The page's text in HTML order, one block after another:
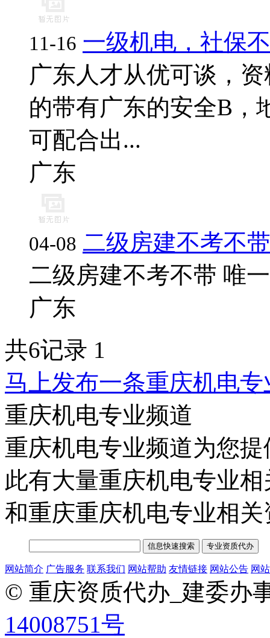
11-16 一级机电，社保
广东人才从优可谈，
的带有广东的安全B，
可配合出...
广东
04-08 二级房建不考不
二级房建不考不带 唯
广东
共6记录 1
马上发布一条重庆机电
重庆机电专业频道
重庆机电专业频道为您
此有大量重庆机电专业
和重庆重庆机电专业相关
网站简介 广告服务 联系我们 网站帮助 友情链接 网站公告 网
© 重庆资质代办_建委办
14008751号